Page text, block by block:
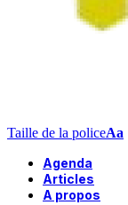
Taille de la policeAa
Agenda
Articles
A propos